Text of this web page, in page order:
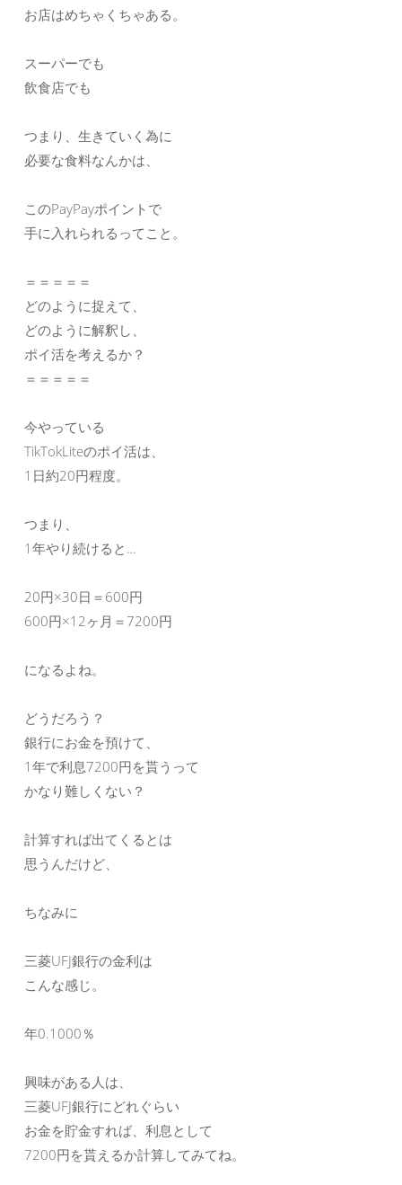
お店はめちゃくちゃある。
スーパーでも
飲食店でも
つまり、生きていく為に
必要な食料なんかは、
このPayPayポイントで
手に入れられるってこと。
＝＝＝＝＝
どのように捉えて、
どのように解釈し、
ポイ活を考えるか？
＝＝＝＝＝
今やっている
TikTokLiteのポイ活は、
1日約20円程度。
つまり、
1年やり続けると…
20円×30日＝600円
600円×12ヶ月＝7200円
になるよね。
どうだろう？
銀行にお金を預けて、
1年で利息7200円を貰うって
かなり難しくない？
計算すれば出てくるとは
思うんだけど、
ちなみに
三菱UFJ銀行の金利は
こんな感じ。
年0.1000％
興味がある人は、
三菱UFJ銀行にどれぐらい
お金を貯金すれば、利息として
7200円を貰えるか計算してみてね。